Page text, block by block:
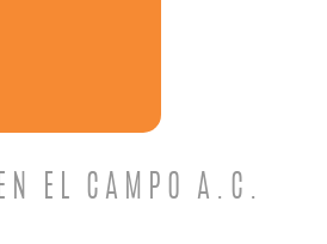
EL CAMPO A.C.